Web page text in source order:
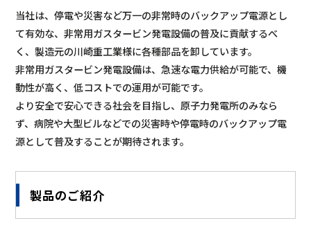
当社は、停電や災害など万一の非常時のバックアップ電源とし
て有効な、非常用ガスタービン発電設備の普及に貢献するべ
く、製造元の川崎重工業様に各種部品を卸しています。
非常用ガスタービン発電設備は、急速な電力供給が可能で、機
動性が高く、低コストでの運用が可能です。
より安全で安心できる社会を目指し、原子力発電所のみなら
ず、病院や大型ビルなどでの災害時や停電時のバックアップ電
源として普及することが期待されます。
製品のご紹介